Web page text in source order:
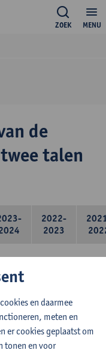
MENU
ZOEK
de
talen
2022-
2023
:
profilering
op:
van 6 studiepunten,
minimum 6
en daarmee
meten en
er cookies geplaatst om
tonen en voor